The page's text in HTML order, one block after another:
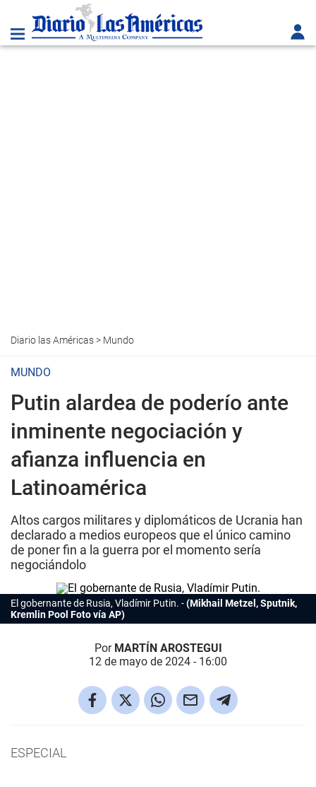
Diario las Américas> Mundo
MUNDO
Putin alardea de poderío ante
inminente negociación y
afianza influencia en
Latinoamérica
Altos cargos militares y diplomáticos de Ucrania han
declarado a medios europeos que el único camino
de poner fin a la guerra por el momento sería
negociándolo
El gobernante de Rusia, Vladímir Putin.
(Mikhail Metzel, Sputnik,
Kremlin Pool Foto vía AP)
Por MARTÍN AROSTEGUI
12 de mayo de 2024 - 16:00
ESPECIAL